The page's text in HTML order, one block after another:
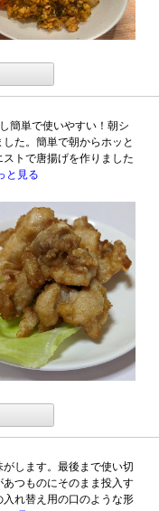
簡単で使いやすい！朝シ
た。簡単で朝からホッと
トで唐揚げを作りました
と見る
します。最後まで使い切
つものにそのまま投入す
れ替え用の口のような形